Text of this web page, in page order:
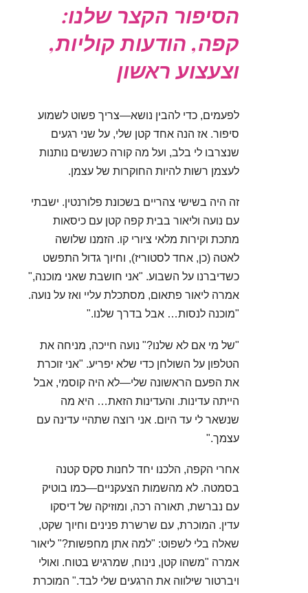
הסיפור הקצר שלנו:
קפה, הודעות קוליות,
וצעצוע ראשון
לפעמים, כדי להבין נושא—צריך פשוט לשמוע
סיפור. אז הנה אחד קטן שלי, על שני רגעים
שנצרבו לי בלב, ועל מה קורה כשנשים נותנות
לעצמן רשות להיות החוקרות של עצמן.
זה היה בשישי צהריים בשכונת פלורנטין. ישבתי
עם נועה וליאור בבית קפה קטן עם כיסאות
מתכת וקירות מלאי ציורי קו. הזמנו שלושה
לאטה (כן, אחד לסטוריז), וחיוך גדול התפשט
כשדיברנו על השבוע. "אני חושבת שאני מוכנה,"
אמרה ליאור פתאום, מסתכלת עליי ואז על נועה.
"מוכנה לנסות… אבל בדרך שלנו."
"של מי אם לא שלנו?" נועה חייכה, מניחה את
הטלפון על השולחן כדי שלא יפריע. "אני זוכרת
את הפעם הראשונה שלי—לא היה קוסמי, אבל
הייתה עדינות. והעדינות הזאת… היא מה
שנשאר לי עד היום. אני רוצה שתהיי עדינה עם
עצמך."
אחרי הקפה, הלכנו יחד לחנות סקס קטנה
בסמטה. לא מהשמות הצעקניים—כמו בוטיק
עם נברשת, תאורה רכה, ומוזיקה של דיסקו
עדין. המוכרת, עם שרשרת פנינים וחיוך שקט,
שאלה בלי לשפוט: "למה אתן מחפשות?" ליאור
אמרה "משהו קטן, נינוח, שמרגיש בטוח. ואולי
ויברטור שילווה את הרגעים שלי לבד." המוכרת